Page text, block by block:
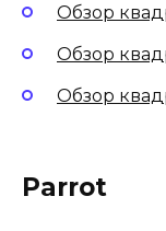
Обзор
Обзор
Обзор
Parrot